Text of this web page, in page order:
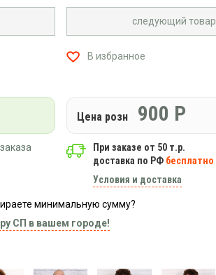
следующий товар
В избранное
Цена розн 900 Р
При заказе от 50 т.р.
доставка по РФ бесплатно
Условия и доставка
минимальную сумму?
СП в вашем городе!